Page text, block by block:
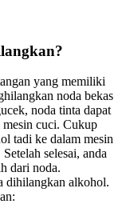
yang memiliki
noda bekas
noda tinta dapat
mesin cuci. Cukup
tadi ke dalam mesin
selesai, anda
dari noda.
dihilangkan alkohol.